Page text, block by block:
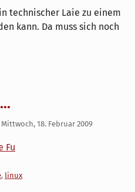
technischer Laie zu einem
kann. Da muss sich noch
Mittwoch, 18. Februar 2009
Fu
, linux